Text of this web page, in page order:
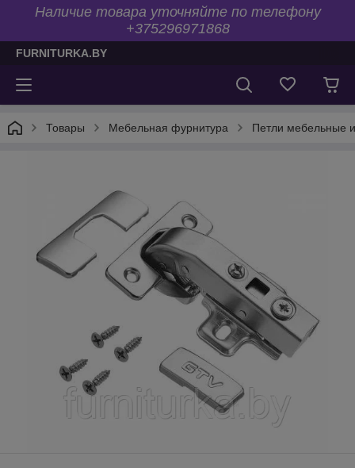
Наличие товара уточняйте по телефону
+375296971868
FURNITURKA.BY
Товары Мебельная фурнитура Петли мебельные